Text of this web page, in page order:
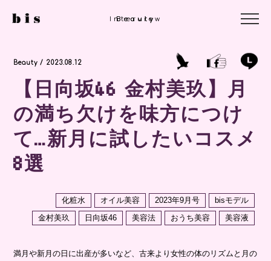
Beauty
Beauty / 2023.08.12
【日向坂46 金村美玖】月
の満ち欠けを味方につけ
て…新月に試したいコスメ
8選
化粧水 オイル美容 2023年9月号
bisモデル
金村美玖
日向坂46 美容法 おうち美容 美容液
満月や新月の日に出産が多いなど、古来より女性の体のリズムと月の
Interview
Beauty